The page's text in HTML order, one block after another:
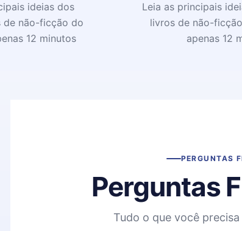
ideias dos
de não-ficção do
12 minutos
Leia as principais
livros de não-
apenas 12
PERGUNTAS
Perguntas
Tudo o que você